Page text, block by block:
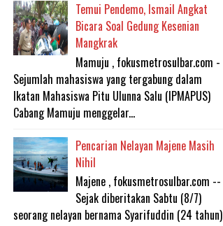
Temui Pendemo, Ismail Angkat
Bicara Soal Gedung Kesenian
Mangkrak
Mamuju , fokusmetrosulbar.com -
Sejumlah mahasiswa yang tergabung dalam
Ikatan Mahasiswa Pitu Ulunna Salu (IPMAPUS)
Cabang Mamuju menggelar...
Pencarian Nelayan Majene Masih
Nihil
Majene , fokusmetrosulbar.com --
Sejak diberitakan Sabtu (8/7)
seorang nelayan bernama Syarifuddin (24 tahun)